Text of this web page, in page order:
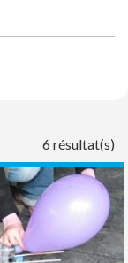
6 résultat(s)